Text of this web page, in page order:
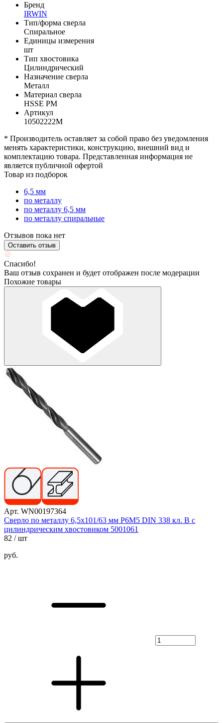
Бренд
IRWIN
Тип/форма сверла
Спиральное
Единицы измерения
шт
Тип хвостовика
Цилиндрический
Назначение сверла
Металл
Материал сверла
HSSE PM
Артикул
10502222М
* Производитель оставляет за собой право без уведомления
менять характеристики, конструкцию, внешний вид и
комплектацию товара. Представленная информация не
является публичной офертой
Товар из подборок
6,5 мм
по металлу
по металлу 6,5 мм
по металлу спиральные
Отзывов пока нет
Оставить отзыв
Спасибо!
Ваш отзыв сохранен и будет отображен после модерации
Похожие товары
Арт. WN00197364
Сверло по металлу 6,5x101/63 мм P6M5 DIN 338 кл. B с
цилиндрическим хвостовиком 5001061
82 / шт
руб.